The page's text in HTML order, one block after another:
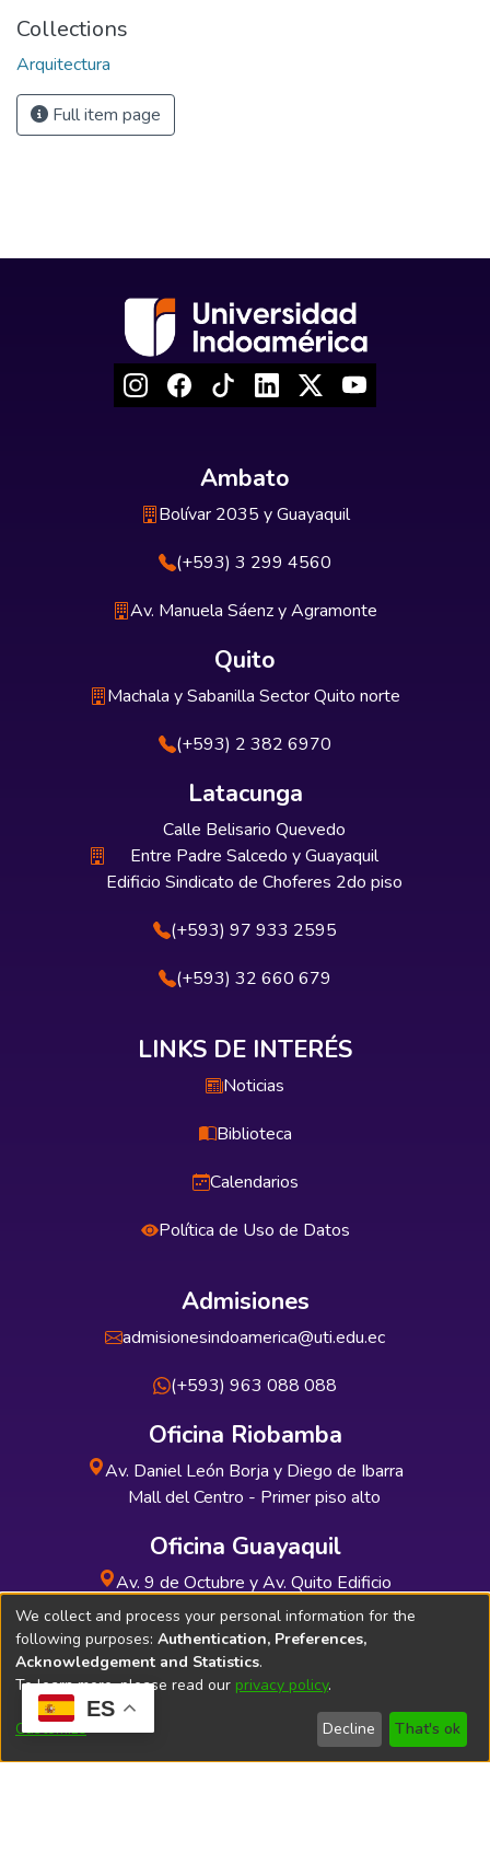
ES
Collections
Arquitectura
Full item page
Ambato
Bolívar 2035 y Guayaquil
(+593) 3 299 4560
Av. Manuela Sáenz y Agramonte
Quito
Machala y Sabanilla Sector Quito norte
(+593) 2 382 6970
Latacunga
Calle Belisario Quevedo
Entre Padre Salcedo y Guayaquil
Edificio Sindicato de Choferes 2do piso
(+593) 97 933 2595
(+593) 32 660 679
LINKS DE INTERÉS
Noticias
Biblioteca
Calendarios
Política de Uso de Datos
Admisiones
admisionesindoamerica@uti.edu.ec
(+593) 963 088 088
Oficina Riobamba
Av. Daniel León Borja y Diego de Ibarra
Mall del Centro - Primer piso alto
Oficina Guayaquil
Av. 9 de Octubre y Av. Quito Edificio
INDUAUTO - Planta baja
Soporte Técnico Bibliolatino.com
We collect and process your personal information for the
following purposes: Authentication, Preferences,
Acknowledgement and Statistics.
To learn more, please read our privacy policy.
Customize Decline That's ok